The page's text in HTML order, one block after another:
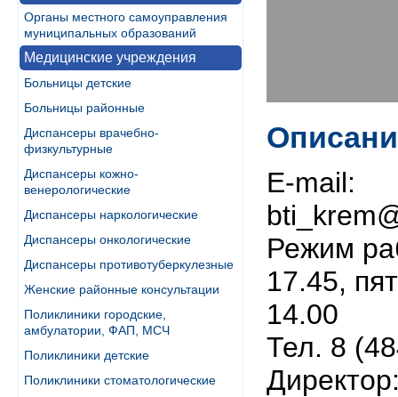
Органы местного самоуправления
муниципальных образований
Медицинские учреждения
Больницы детские
Больницы районные
Диспансеры врачебно-
физкультурные
Диспансеры кожно-
венерологические
Диспансеры наркологические
Диспансеры онкологические
Диспансеры противотуберкулезные
Женские районные консультации
Поликлиники городские,
амбулатории, ФАП, МСЧ
Поликлиники детские
Поликлиники стоматологические
E-mail:
Режим
17.45,
14.00
Тел. 8